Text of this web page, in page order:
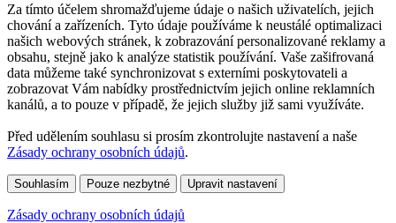
Za tímto účelem shromažďujeme údaje o našich uživatelích, jejich
chování a zařízeních. Tyto údaje používáme k neustálé optimalizaci
našich webových stránek, k zobrazování personalizované reklamy a
obsahu, stejně jako k analýze statistik používání. Vaše zašifrovaná
data můžeme také synchronizovat s externími poskytovateli a
zobrazovat Vám nabídky prostřednictvím jejich online reklamních
kanálů, a to pouze v případě, že jejich služby již sami využíváte.
Před udělením souhlasu si prosím zkontrolujte nastavení a naše
Zásady ochrany osobních údajů.
Souhlasím Pouze nezbytné Upravit nastavení
Zásady ochrany osobních údajů